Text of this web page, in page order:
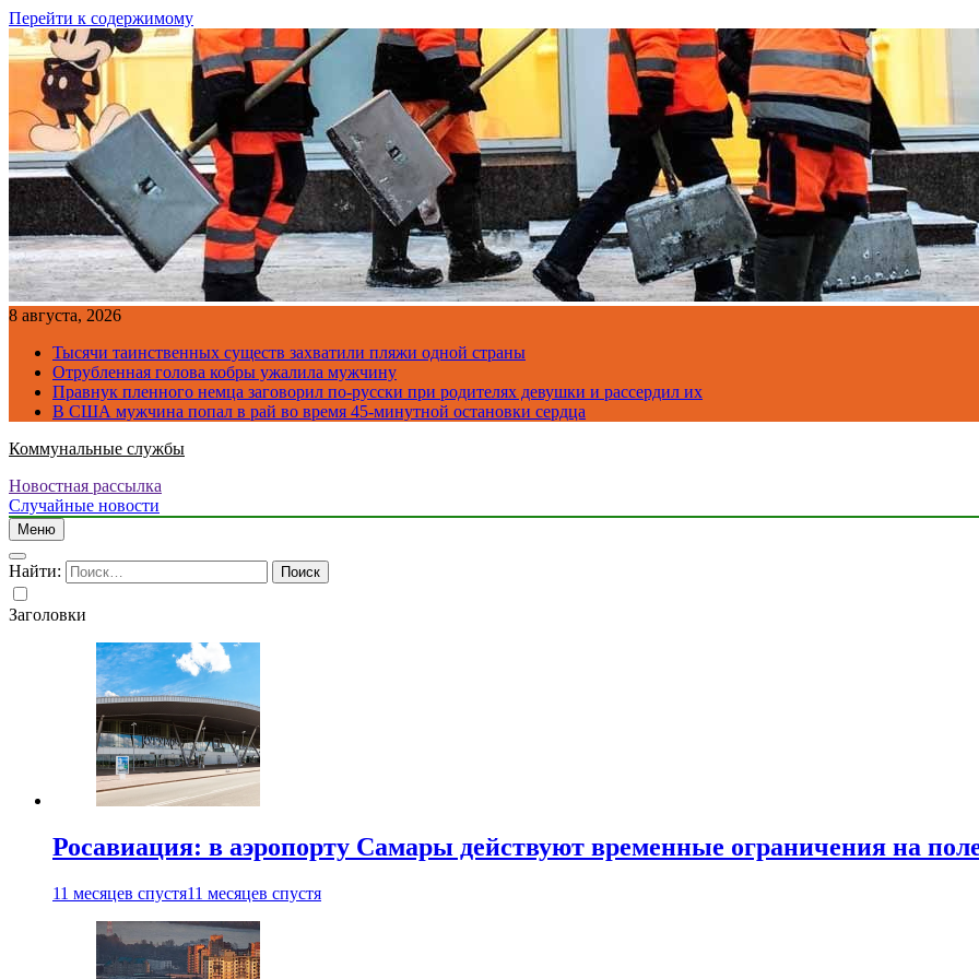
Перейти к содержимому
8 августа, 2026
Тысячи таинственных существ захватили пляжи одной страны
Отрубленная голова кобры ужалила мужчину
Правнук пленного немца заговорил по-русски при родителях девушки и рассердил их
В США мужчина попал в рай во время 45-минутной остановки сердца
Коммунальные службы
Новостная рассылка
Случайные новости
Меню
Найти:
Заголовки
Росавиация: в аэропорту Самары действуют временные ограничения на
11 месяцев спустя11 месяцев спустя